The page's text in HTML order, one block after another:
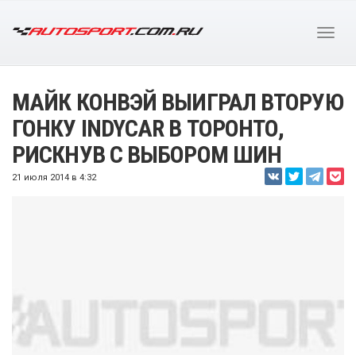
МАЙК КОНВЭЙ ВЫИГРАЛ ВТОРУЮ
ГОНКУ INDYCAR В ТОРОНТО,
РИСКНУВ С ВЫБОРОМ ШИН
21 июля 2014 в 4:32